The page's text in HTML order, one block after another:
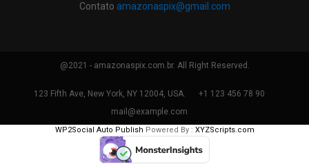
Contato amazonaspix@gmail.com
@2021 - amazonaspix.com.br. All Right Reserved.
123 Fifth Ave, New York, NY 12004, USA.
+1 123 456 78 90
mail@example.com
WP2Social Auto Publish Powered By : XYZScripts.com